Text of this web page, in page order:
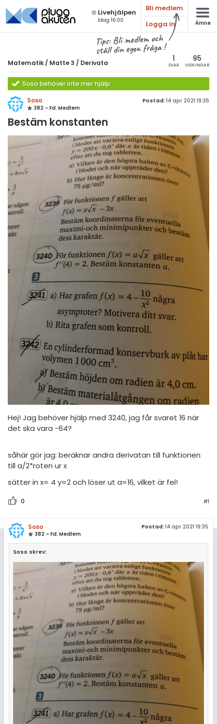
Live­hjälpen
Idag 16:00
Bli medlem
Logga in
Ämne
Tips: Bli medlem och
ställ din egen fråga !
Matematik / Matte 3 / Derivata 1
SVAR
95
VISNINGAR
Soso behöver inte mer hjälp
Soso
382 – Fd. Medlem
Postad:14 apr 2021 19:35
Bestäm konstanten
Hej! Jag behöver hjälp med 3240, jag får svaret 16 när
det ska vara -64?
såhär gör jag: beräknar andra derivatan till funktionen
till a/2*roten ur x
sätter in x= 4 y=2 och löser ut a=16, vilket är fel!
0 #1
Soso
382 – Fd. Medlem
Postad:14 apr 2021 19:35
Soso skrev:
Alla ämnen
Alla trådar
7
8
9
1
2
Matematik
Matte 3
Alla trådar
Naturliga logaritmer
Integraler
Trigonometri
Livehjälpen
Topplistor
Regler
För lärare
2 inloggade
Om Pluggakuten
Cookie-inställningar
5
högskolan
(mattedelen)
diskussioner
& Bygg
språk
ämnen
diskussioner